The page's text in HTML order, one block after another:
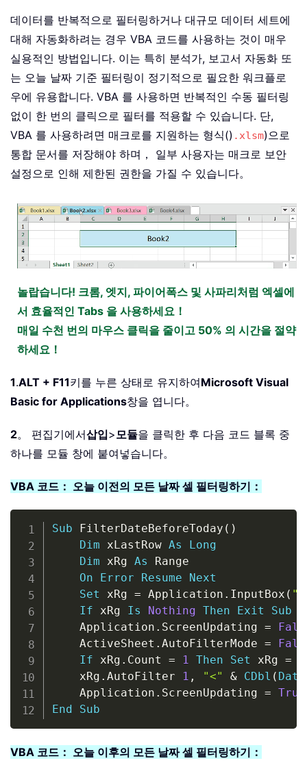
데이터를 반복적으로 필터링하거나 대규모 데이터 세트에
대해 자동화하려는 경우 VBA 코드를 사용하는 것이 매우
실용적인 방법입니다. 이는 특히 분석가, 보고서 자동화 또
는 오늘 날짜 기준 필터링이 정기적으로 필요한 워크플로
우에 유용합니다. VBA 를 사용하면 반복적인 수동 필터링
없이 한 번의 클릭으로 필터를 적용할 수 있습니다. 단,
VBA 를 사용하려면 매크로를 지원하는 형식() .xlsm)으로
통합 문서를 저장해야 하며， 일부 사용자는 매크로 보안
설정으로 인해 제한된 권한을 가질 수 있습니다。
놀랍습니다! 크롬, 엣지, 파이어폭스 및 사파리처럼 엑셀에
서 효율적인 Tabs 을 사용하세요！
매일 수천 번의 마우스 클릭을 줄이고 50% 의 시간을 절약
하세요！
1.ALT + F11키를 누른 상태로 유지하여Microsoft Visual
Basic for Applications창을 엽니다。
2。 편집기에서삽입>모듈을 클릭한 후 다음 코드 블록 중
하나를 모듈 창에 붙여넣습니다。
VBA 코드： 오늘 이전의 모든 날짜 셀 필터링하기：
Sub FilterDateBeforeToday ( )
Dim xLastRow As
Long
Dim xRg As Range
On
Error Resume
Next
Set xRg = Application . InputBox (
If xRg Is Nothing Then Exit
Sub
    Application
. ScreenUpdating =
    ActiveSheet
. AutoFilterMode =
If xRg . Count = 1 Then Set xRg =
    xRg
. AutoFilter 1 , "<" & CDbl ( Date
    Application
. ScreenUpdating = True
End
Sub
VBA 코드： 오늘 이후의 모든 날짜 셀 필터링하기：